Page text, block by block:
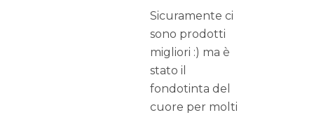
Sicuramente ci
sono prodotti
migliori :) ma è
stato il
fondotinta del
cuore per molti